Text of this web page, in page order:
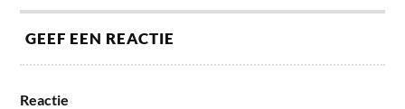
GEEF EEN REACTIE
Reactie